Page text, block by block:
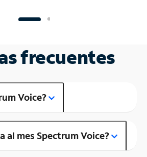
frecuentes
Voice?
al mes Spectrum Voice?